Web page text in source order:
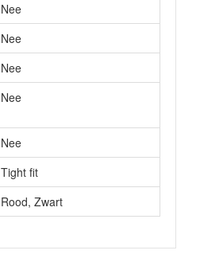
Nee
Nee
Nee
Nee
Nee
Tight fit
Rood, Zwart